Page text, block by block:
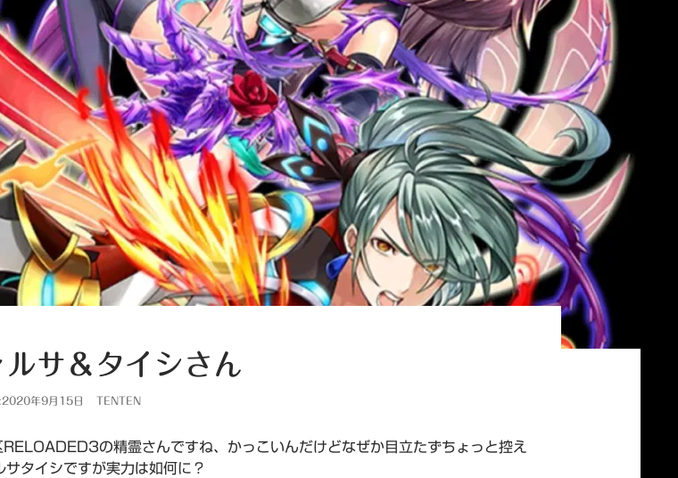
サ＆タイシさん
年9月15日 TENTEN
の精霊さんですね、かっこいんだけどなぜか目立たずちょっと控え
タイシですが実力は如何に？